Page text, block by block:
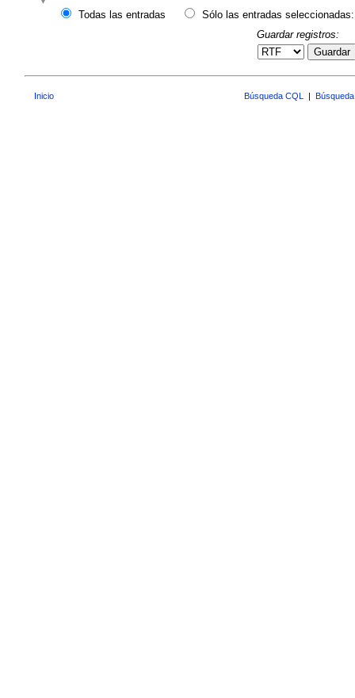
Todas las entradas
Sólo las entradas seleccionadas:
Guardar registros:
Guardar
Inicio Búsqueda CQL